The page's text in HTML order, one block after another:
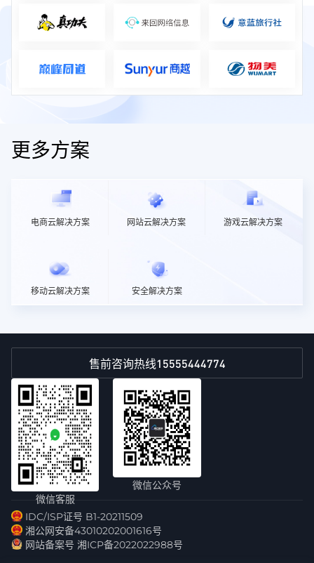
更多方案
电商云解决方案 网站云解决方案 游戏云解决方案
移动云解决方案 安全解决方案
售前咨询热线15555444774
微信客服
微信公众号
IDC/ISP证号 B1-20211509
湘公网安备43010202001616号
网站备案号 湘ICP备2022022988号